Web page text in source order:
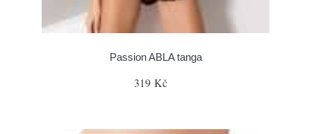
Passion ABLA tanga
319 Kč